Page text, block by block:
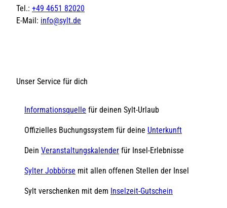
Tel.: +49 4651 82020
E-Mail: info@sylt.de
Unser Service für dich
Informationsquelle für deinen Sylt-Urlaub
Offizielles Buchungssystem für deine Unterkunft
Dein Veranstaltungskalender für Insel-Erlebnisse
Sylter Jobbörse mit allen offenen Stellen der Insel
Sylt verschenken mit dem Inselzeit-Gutschein